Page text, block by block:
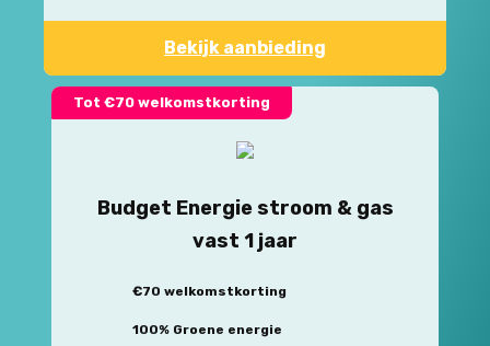
Bekijk aanbieding
Tot €70 welkomstkorting
Budget Energie stroom & gas
vast 1 jaar
€70 welkomstkorting
100% Groene energie